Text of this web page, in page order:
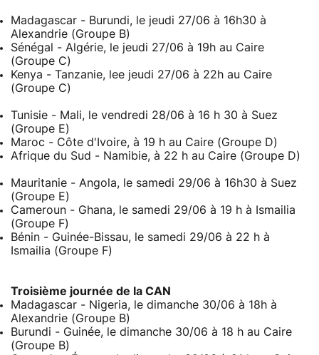
Madagascar - Burundi, le jeudi 27/06 à 16h30 à
Alexandrie (Groupe B)
Sénégal - Algérie, le jeudi 27/06 à 19h au Caire
(Groupe C)
Kenya - Tanzanie, lee jeudi 27/06 à 22h au Caire
(Groupe C)
Tunisie - Mali, le vendredi 28/06 à 16 h 30 à Suez
(Groupe E)
Maroc - Côte d'Ivoire, à 19 h au Caire (Groupe D)
Afrique du Sud - Namibie, à 22 h au Caire (Groupe D)
Mauritanie - Angola, le samedi 29/06 à 16h30 à Suez
(Groupe E)
Cameroun - Ghana, le samedi 29/06 à 19 h à Ismailia
(Groupe F)
Bénin - Guinée-Bissau, le samedi 29/06 à 22 h à
Ismailia (Groupe F)
Troisième journée de la CAN
Madagascar - Nigeria, le dimanche 30/06 à 18h à
Alexandrie (Groupe B)
Burundi - Guinée, le dimanche 30/06 à 18 h au Caire
(Groupe B)